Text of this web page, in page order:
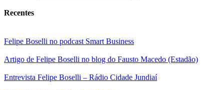
Recentes
Felipe Boselli no podcast Smart Business
Artigo de Felipe Boselli no blog do Fausto Macedo (Estadão)
Entrevista Felipe Boselli – Rádio Cidade Jundiaí